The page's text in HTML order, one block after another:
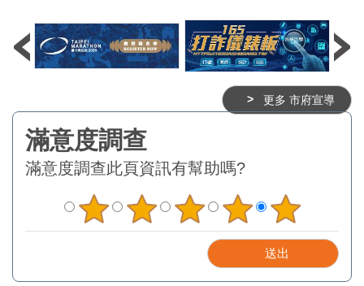
更多 市府宣導
滿意度調查此頁資訊有幫助嗎?